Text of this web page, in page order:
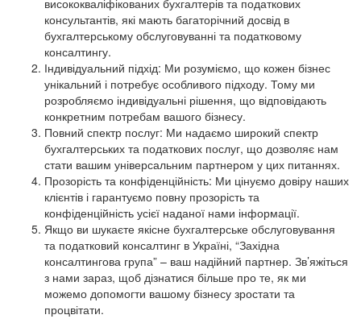
висококваліфікованих бухгалтерів та податкових
консультантів, які мають багаторічний досвід в
бухгалтерському обслуговуванні та податковому
консалтингу.
Індивідуальний підхід: Ми розуміємо, що кожен бізнес
унікальний і потребує особливого підходу. Тому ми
розробляємо індивідуальні рішення, що відповідають
конкретним потребам вашого бізнесу.
Повний спектр послуг: Ми надаємо широкий спектр
бухгалтерських та податкових послуг, що дозволяє нам
стати вашим універсальним партнером у цих питаннях.
Прозорість та конфіденційність: Ми цінуємо довіру наших
клієнтів і гарантуємо повну прозорість та
конфіденційність усієї наданої нами інформації.
Якщо ви шукаєте якісне бухгалтерське обслуговування
та податковий консалтинг в Україні, “Західна
консалтингова група” – ваш надійний партнер. Зв’яжіться
з нами зараз, щоб дізнатися більше про те, як ми
можемо допомогти вашому бізнесу зростати та
процвітати.